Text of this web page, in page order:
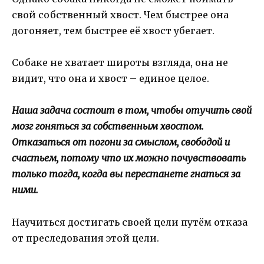
свой собственный хвост. Чем быстрее она
догоняет, тем быстрее её хвост убегает.
Собаке не хватает широты взгляда, она не
видит, что она и хвост – единое целое.
Наша задача состоит в том, чтобы отучить свой
мозг гоняться за собственным хвостом.
Отказаться от погони за смыслом, свободой и
счастьем, потому что их можно почувствовать
только тогда, когда вы перестанете гнаться за
ними.
Научиться достигать своей цели путём отказа
от преследования этой цели.